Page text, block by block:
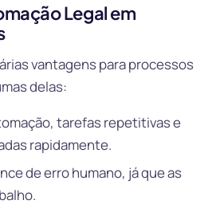
Legal em
vantagens para processos
delas:
tarefas repetitivas e
rapidamente.
de erro humano, já que as